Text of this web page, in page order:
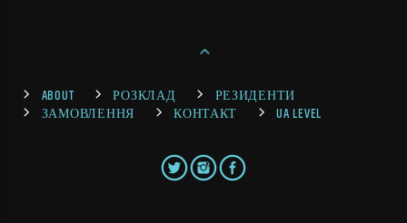
ABOUT РОЗКЛАД
РЕЗИДЕНТИ
ЗАМОВЛЕННЯ
КОНТАКТ UA LEVEL